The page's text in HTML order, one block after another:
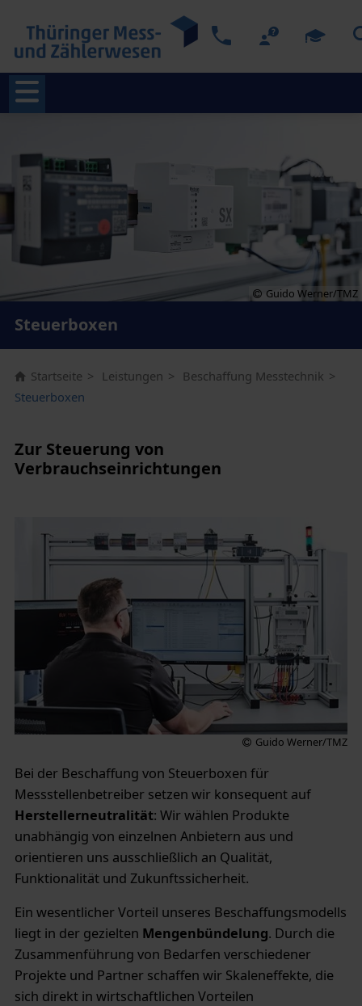
Guido Werner/TMZ
Steuerboxen
Startseite Leistungen
Beschaffung Messtechnik
Steuerboxen
Zur Steuerung von
Verbrauchseinrichtungen
Guido Werner/TMZ
Bei der Beschaffung von Steuerboxen für
Messstellenbetreiber setzen wir konsequent auf
Herstellerneutralität: Wir wählen Produkte
unabhängig von einzelnen Anbietern aus und
orientieren uns ausschließlich an Qualität,
Funktionalität und Zukunftssicherheit.
Ein wesentlicher Vorteil unseres Beschaffungsmodells
liegt in der gezielten Mengenbündelung. Durch die
Zusammenführung von Bedarfen verschiedener
Projekte und Partner schaffen wir Skaleneffekte, die
sich direkt in wirtschaftlichen Vorteilen